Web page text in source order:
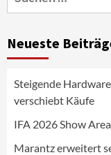
nach:
Neueste
Steigende
verschiebt Käufe
IFA 2026 Show
Marantz erweitert
4
News
5
NIQ
die